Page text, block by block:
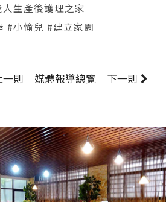
人生產後護理之家
#小愉兒 #建立家園
一則 媒體報導總覽 下一則